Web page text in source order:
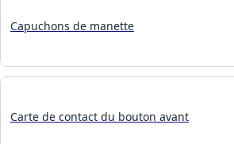
Capuchons de manette
Carte de contact du bouton avant